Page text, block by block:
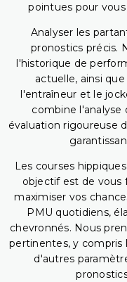
pointues pour
Analyser les
pronostics précis.
l'historique de
actuelle, ainsi
l'entraîneur et le
combine l'analyse
évaluation rigoureuse
Les courses
objectif est de vous
maximiser vos
PMU quotidiens,
chevronnés. Nous
pertinentes, y compris
d'autres